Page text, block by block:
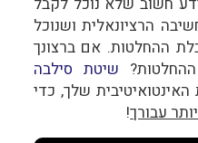
הרציונאלית ושנוכל
ההחלטות. אם ברצונך
שיטת סילבה
שלך, כדי
עבורך!